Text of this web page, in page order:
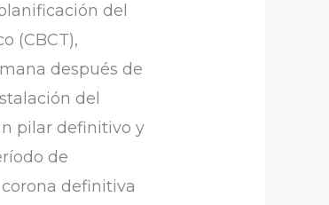
del
(CBCT),
después de
del
pilar definitivo y
de
definitiva